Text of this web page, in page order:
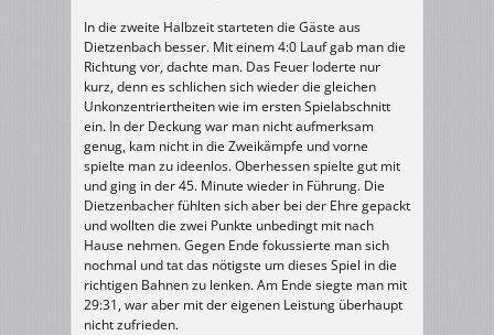
In die zweite Halbzeit starteten die Gäste aus
Dietzenbach besser. Mit einem 4:0 Lauf gab man die
Richtung vor, dachte man. Das Feuer loderte nur
kurz, denn es schlichen sich wieder die gleichen
Unkonzentriertheiten wie im ersten Spielabschnitt
ein. In der Deckung war man nicht aufmerksam
genug, kam nicht in die Zweikämpfe und vorne
spielte man zu ideenlos. Oberhessen spielte gut mit
und ging in der 45. Minute wieder in Führung. Die
Dietzenbacher fühlten sich aber bei der Ehre gepackt
und wollten die zwei Punkte unbedingt mit nach
Hause nehmen. Gegen Ende fokussierte man sich
nochmal und tat das nötigste um dieses Spiel in die
richtigen Bahnen zu lenken. Am Ende siegte man mit
29:31, war aber mit der eigenen Leistung überhaupt
nicht zufrieden.